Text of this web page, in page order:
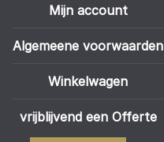
Mijn account
Algemeene voorwaarden
Winkelwagen
vrijblijvend een Offerte